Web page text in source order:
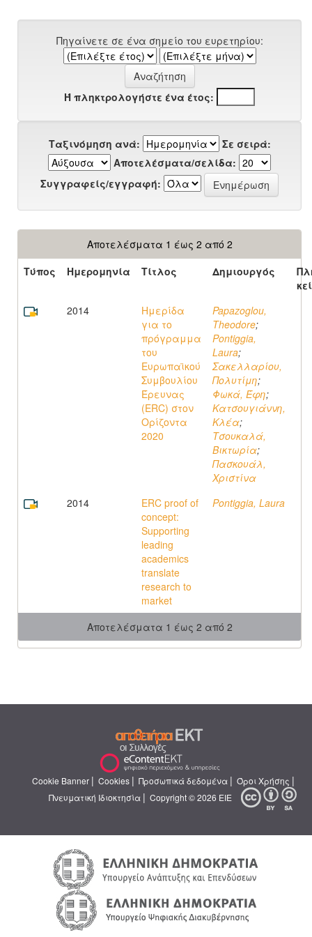
Πηγαίνετε σε ένα σημείο του ευρετηρίου:
Ή πληκτρολογήστε ένα έτος:
Ταξινόμηση ανά:
Σε σειρά:
Αποτελέσματα/σελίδα:
Συγγραφείς/εγγραφή:
Αποτελέσματα 1 έως 2 από 2
Τύπος
Ημερομηνία Τίτλος Δημιουργός
2014
Ημερίδα
για το
πρόγραμμα
του
Ευρωπαϊκού
Συμβουλίου
Έρευνας
(ERC) στον
Ορίζοντα
2020
Papazoglou,
Theodore;
Pontiggia,
Laura;
Σακελλαρίου,
Πολυτίμη;
Φωκά, Έφη;
Κατσουγιάννη,
Κλέα;
Τσουκαλά,
Βικτωρία;
Πασκουάλ,
Χριστίνα
2014
ERC proof of
concept:
Supporting
leading
academics
translate
research to
market
Pontiggia, Laura
Αποτελέσματα 1 έως 2 από 2
Cookie Banner | Cookies | Προσωπικά δεδομένα | Όροι Χρήσης |
Πνευματική Ιδιοκτησία | Copyright © 2026 ΕΙΕ